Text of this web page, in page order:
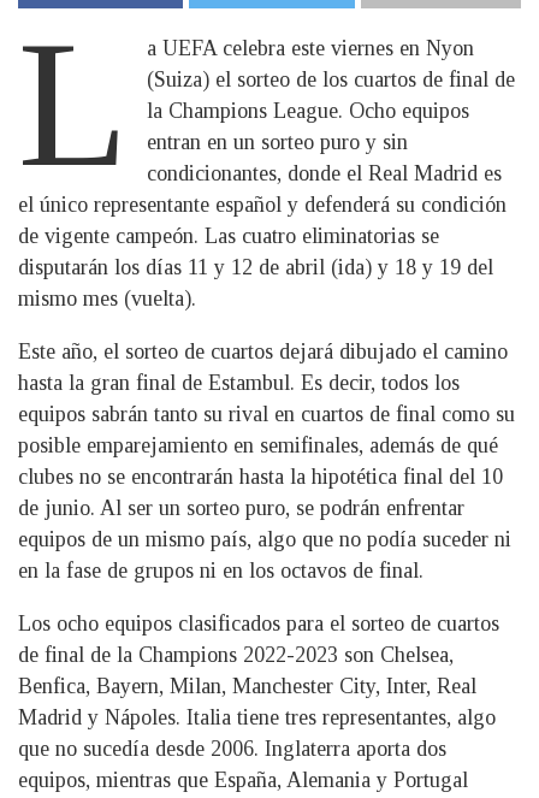
L
a UEFA celebra este viernes en Nyon
(Suiza) el sorteo de los cuartos de final de
la Champions League. Ocho equipos
entran en un sorteo puro y sin
condicionantes, donde el Real Madrid es
el único representante español y defenderá su condición
de vigente campeón. Las cuatro eliminatorias se
disputarán los días 11 y 12 de abril (ida) y 18 y 19 del
mismo mes (vuelta).
Este año, el sorteo de cuartos dejará dibujado el camino
hasta la gran final de Estambul. Es decir, todos los
equipos sabrán tanto su rival en cuartos de final como su
posible emparejamiento en semifinales, además de qué
clubes no se encontrarán hasta la hipotética final del 10
de junio. Al ser un sorteo puro, se podrán enfrentar
equipos de un mismo país, algo que no podía suceder ni
en la fase de grupos ni en los octavos de final.
Los ocho equipos clasificados para el sorteo de cuartos
de final de la Champions 2022-2023 son Chelsea,
Benfica, Bayern, Milan, Manchester City, Inter, Real
Madrid y Nápoles. Italia tiene tres representantes, algo
que no sucedía desde 2006. Inglaterra aporta dos
equipos, mientras que España, Alemania y Portugal